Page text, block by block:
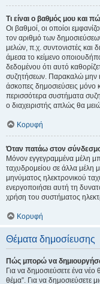
Τι είναι ο βαθμός μου και
Οι βαθμοί, οι οποίοι
τον αριθμό των
μελών, π.χ. συντονιστές και
άμεσα το κείμενο
δεδομένου ότι αυτό
συζητήσεων. Παρακαλώ μην
άσκοπες δημοσιεύσεις μόνο
περισσότερα συστήματα
ο διαχειριστής απλώς θα
Κορυφή
Όταν πατάω στον
Μόνον εγγεγραμμένα μέλη
ταχυδρομείου σε άλλα
μηνύματος ηλεκτρονικού
ενεργοποιήσει αυτή τη
χρήση του συστήματος
Κορυφή
Θέματα δημοσίευσης
Πώς μπορώ να
Για να δημοσιεύσετε ένα
θέμα”. Για να δημοσιεύσετε